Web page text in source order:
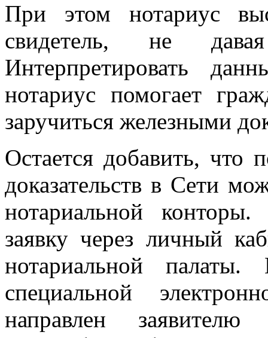
При этом нотариус
свидетель, не
Интерпретировать
нотариус помогает
заручиться железными
Остается добавить, что
доказательств в Сети
нотариальной
заявку через личный
нотариальной палаты.
специальной
направлен